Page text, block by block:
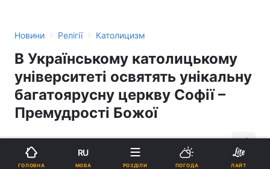
Новини › Релігії › Католицизм
В Українському католицькому
університеті освятять унікальну
багатоярусну церкву Софії –
Премудрості Божої
ГОЛОВНА
RU
МОВА РОЗДІЛИ ПОГОДА ЛАЙТ